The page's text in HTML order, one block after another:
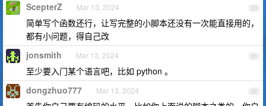
20
ScepterZ Mar 13, 2024
简单写个函数还行，让写完整的小脚本还没有一次能直接用的，
都有小问题，得自己改
21
jonsmith Mar 13, 2024
至少要入门某个语言吧，比如 python 。
22
dongzhuo777 Mar 13, 2024